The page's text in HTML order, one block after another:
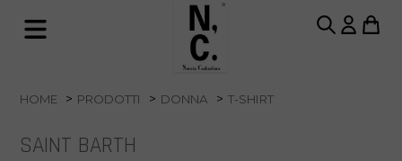
HOME PRODOTTI DONNA T-SHIRT
SAINT BARTH